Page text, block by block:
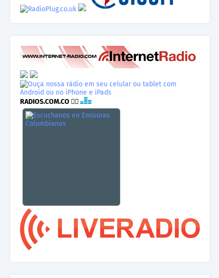
RADIOS.COM.CO 👉🏾